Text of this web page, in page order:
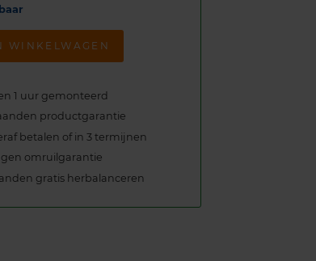
WINKELWAGEN
1 uur gemonteerd
productgarantie
betalen of in 3 termijnen
omruilgarantie
gratis herbalanceren